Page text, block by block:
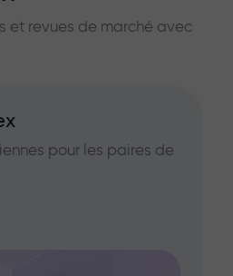
et revues de marché avec
pour les paires de